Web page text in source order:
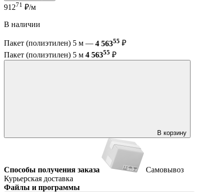
91271 ₽/м
В наличии
Пакет (полиэтилен) 5 м — 4 56355 ₽
Пакет (полиэтилен) 5 м 4 56355 ₽
В корзину
Способы получения заказа
Самовывоз
Курьерская доставка
Файлы и программы